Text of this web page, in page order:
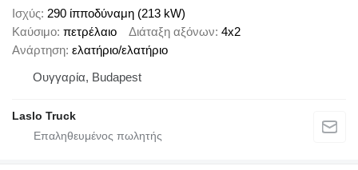
Ισχύς 290 ίπποδύναμη (213 kW)
Καύσιμο πετρέλαιο Διάταξη αξόνων 4x2
Ανάρτηση ελατήριο/ελατήριο
Ουγγαρία, Budapest
Laslo Truck